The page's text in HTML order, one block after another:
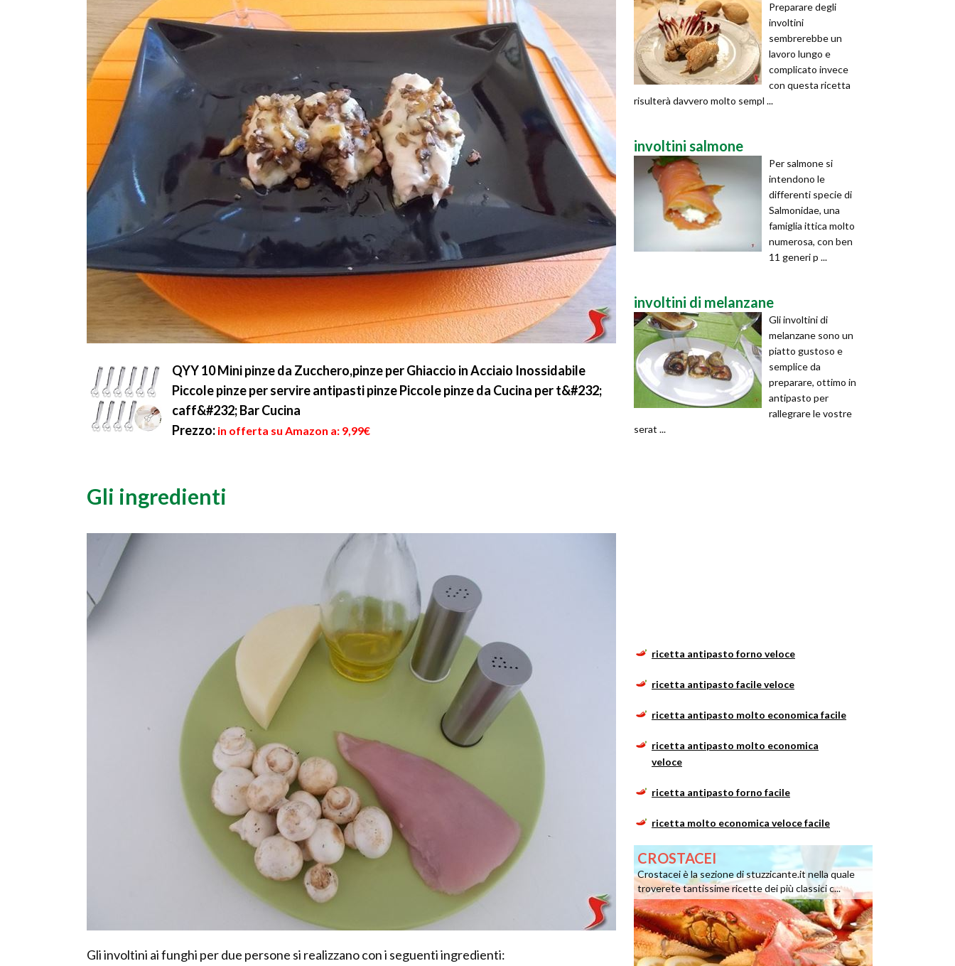
QYY 10 Mini pinze da Zucchero,pinze per Ghiaccio in Acciaio Inossidabile
Piccole pinze per servire antipasti pinze Piccole pinze da Cucina per t&#232;
caff&#232; Bar Cucina
Prezzo: in offerta su Amazon a: 9,99€
Gli ingredienti
Gli involtini ai funghi per due persone si realizzano con i seguenti ingredienti:
Preparare degli
involtini
sembrerebbe un
lavoro lungo e
complicato invece
con questa ricetta
risulterà davvero molto sempl ...
involtini salmone
Per salmone si
intendono le
differenti specie di
Salmonidae, una
famiglia ittica molto
numerosa, con ben
11 generi p ...
involtini di melanzane
Gli involtini di
melanzane sono un
piatto gustoso e
semplice da
preparare, ottimo in
antipasto per
rallegrare le vostre
serat ...
ricetta antipasto forno veloce
ricetta antipasto facile veloce
ricetta antipasto molto economica facile
ricetta antipasto molto economica
veloce
ricetta antipasto forno facile
ricetta molto economica veloce facile
CROSTACEI
Crostacei è la sezione di stuzzicante.it nella quale
troverete tantissime ricette dei più classici c...